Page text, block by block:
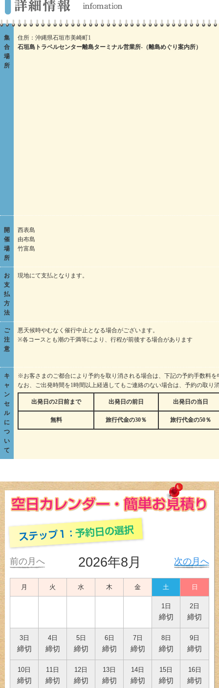
集
合
場
所
住所：沖縄県石垣市美崎町1
石垣島トラベルセンター離島ターミナル営業所-（離島めぐり案内所）
開
催
場
所
西表島
由布島
竹富島
お
支
払
方
法
現地にて支払となります。
ご
注
意
悪天候時やむなく催行中止となる場合がございます。
※各コースとも潮の干満等により、行程が前後する場合があります
キ
ャ
ン
セ
ル
に
つ
い
て
※お客さまのご都合により予約を取り消される場合は、下記の予約手数料を
なお、ご出発時間を1時間以上経過してもご連絡のない場合は、予約の取り
出発日の2日前まで 出発日の前日 出発日の当日
無料 旅行代金の30％ 旅行代金の50％
前の月へ 次の月へ
2026年8月
月 火 水 木 金 土 日
1日
締切
2日
締切
3日
締切
4日
締切
5日
締切
6日
締切
7日
締切
8日
締切
9日
締切
10日
締切
11日
締切
12日
締切
13日
締切
14日
締切
15日
締切
16日
締切